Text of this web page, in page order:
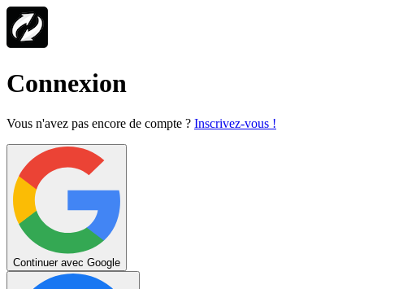
Connexion
Vous n'avez pas encore de compte ? Inscrivez-vous !
Continuer avec Google